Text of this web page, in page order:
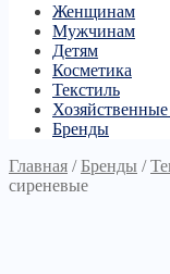
Женщинам
Мужчинам
Детям
Косметика
Текстиль
Бренды
Главная /Бренды /
сиреневые